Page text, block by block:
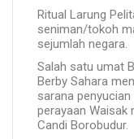
Ritual Larung
seniman/tokoh
sejumlah negara.
Salah satu umat
Berby Sahara
sarana
perayaan Waisak
Candi Borobudur.